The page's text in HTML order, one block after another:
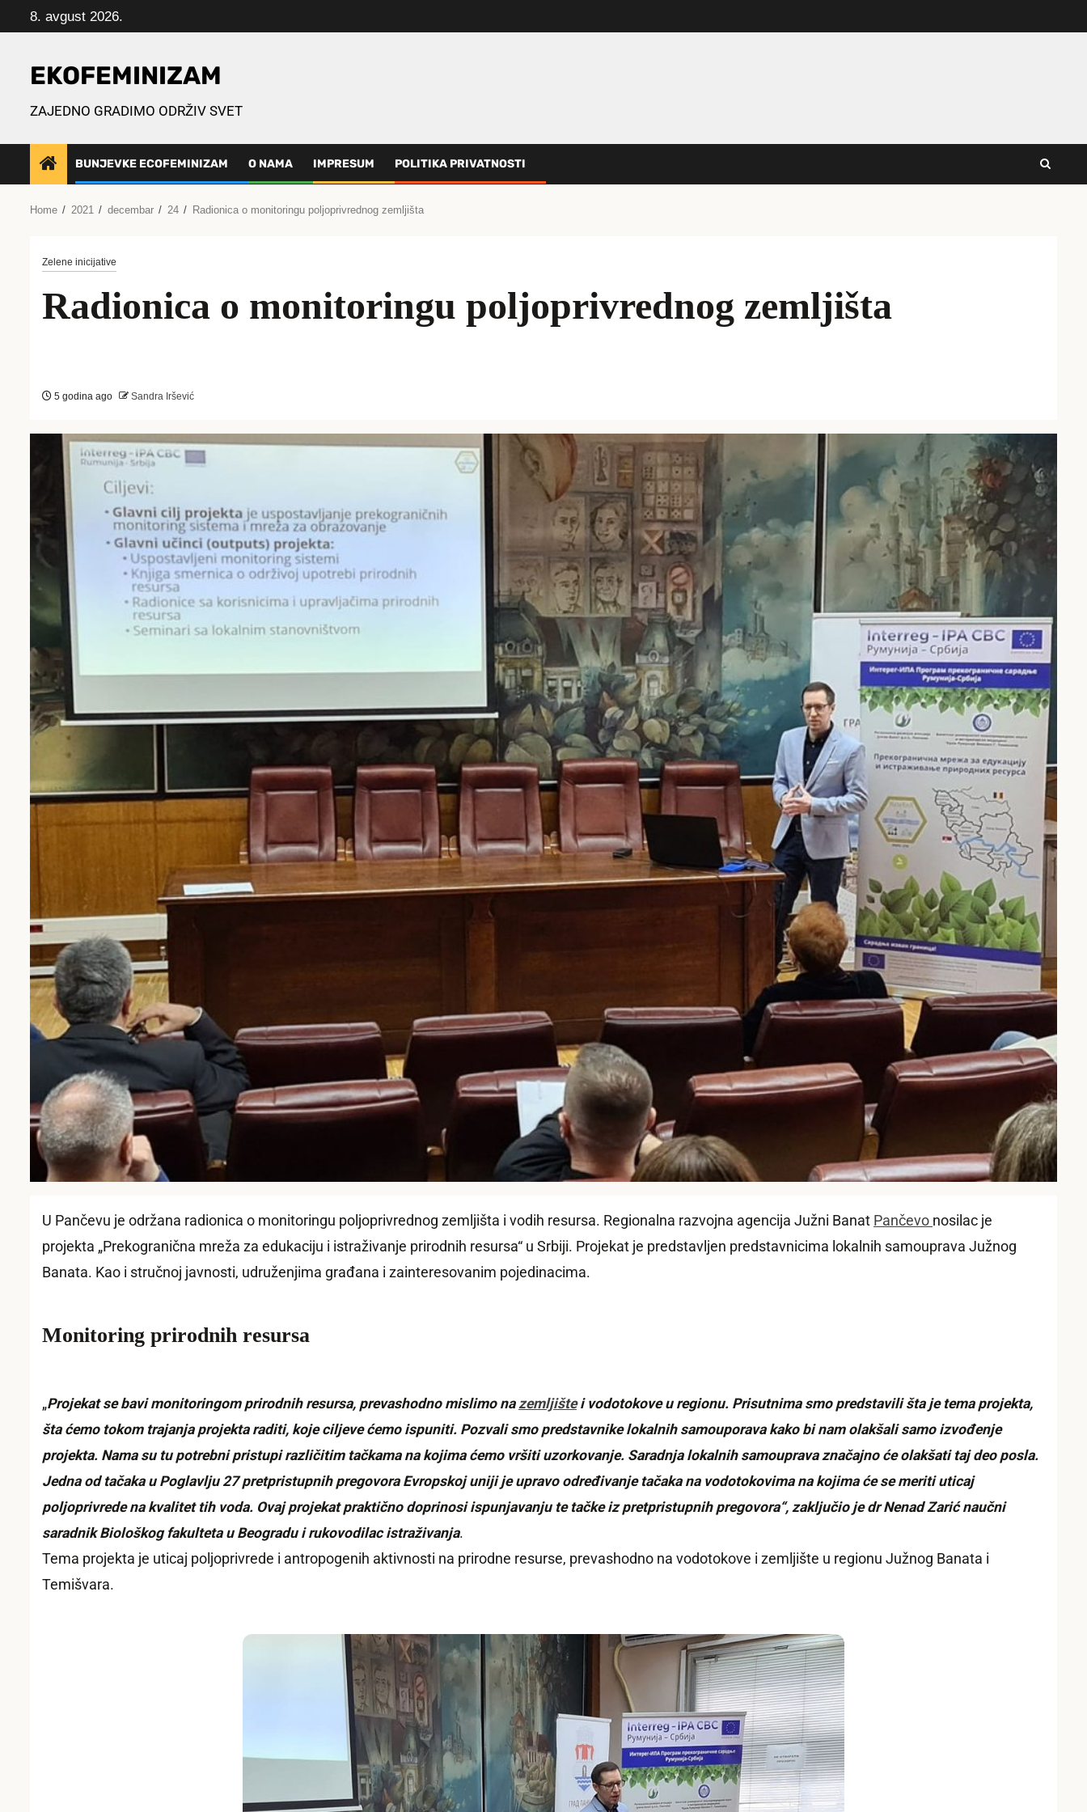
to
8. avgust 2026.
EKOFEMINIZAM
ZAJEDNO GRADIMO ODRŽIV SVET
BUNJEVKE ECOFEMINIZAM O NAMA IMPRESUM POLITIKA PRIVATNOSTI
Home 2021 decembar 24 Radionica o monitoringu poljoprivrednog zemljišta
Zelene inicijative
Radionica o monitoringu poljoprivrednog zemljišta
5 godina ago Sandra Iršević
U Pančevu je održana radionica o monitoringu poljoprivrednog zemljišta i vodih resursa. Regionalna razvojna agencija Južni Banat Pančevo nosilac je
projekta „Prekogranična mreža za edukaciju i istraživanje prirodnih resursa“ u Srbiji. Projekat je predstavljen predstavnicima lokalnih samouprava Južnog
Banata. Kao i stručnoj javnosti, udruženjima građana i zainteresovanim pojedinacima.
Monitoring prirodnih resursa
„Projekat se bavi monitoringom prirodnih resursa, prevashodno mislimo nazemljištei vodotokove u regionu. Prisutnima smo predstavili šta je tema projekta,
šta ćemo tokom trajanja projekta raditi, koje ciljeve ćemo ispuniti. Pozvali smo predstavnike lokalnih samouporava kako bi nam olakšali samo izvođenje
projekta. Nama su tu potrebni pristupi različitim tačkama na kojima ćemo vršiti uzorkovanje. Saradnja lokalnih samouprava značajno će olakšati taj deo posla.
Jedna od tačaka u Poglavlju 27 pretpristupnih pregovora Evropskoj uniji je upravo određivanje tačaka na vodotokovima na kojima će se meriti uticaj
poljoprivrede na kvalitet tih voda. Ovaj projekat praktično doprinosi ispunjavanju te tačke iz pretpristupnih pregovora“, zaključio je dr Nenad Zarić naučni
saradnik Biološkog fakulteta u Beogradu i rukovodilac istraživanja.
Tema projekta je uticaj poljoprivrede i antropogenih aktivnosti na prirodne resurse, prevashodno na vodotokove i zemljište u regionu Južnog Banata i
Temišvara.